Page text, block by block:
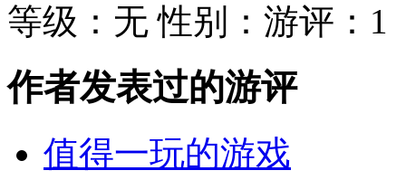
等级： 无 性别： 游评： 1
作者发表过的游评
值得一玩的游戏